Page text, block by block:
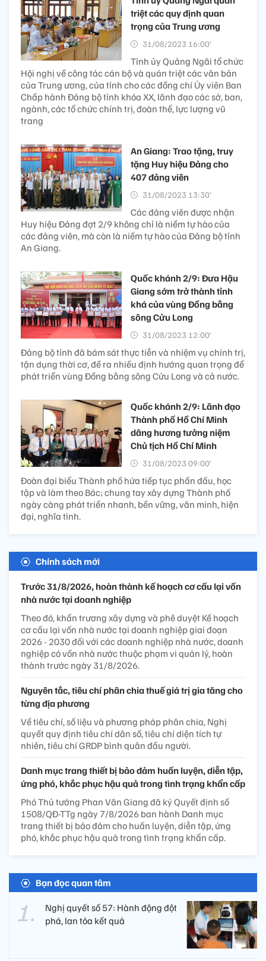
triệt các quy định quan
trọng của Trung ương
31/08/2023 16:00’
Tỉnh ủy Quảng Ngãi tổ chức
Hội nghị về công tác cán bộ và quán triệt các văn bản
của Trung ương, của tỉnh cho các đồng chí Ủy viên Ban
Chấp hành Đảng bộ tỉnh khóa XX, lãnh đạo các sở, ban,
ngành, các tổ chức chính trị, đoàn thể, lực lượng vũ
trang
An Giang: Trao tặng, truy
tặng Huy hiệu Đảng cho
407 đảng viên
31/08/2023 13:30’
Các đảng viên được nhận
Huy hiệu Đảng đợt 2/9 không chỉ là niềm tự hào của
các đảng viên, mà còn là niềm tự hào của Đảng bộ tỉnh
An Giang.
Quốc khánh 2/9: Đưa Hậu
Giang sớm trở thành tỉnh
khá của vùng Đồng bằng
sông Cửu Long
31/08/2023 12:00’
Đảng bộ tỉnh đã bám sát thực tiễn và nhiệm vụ chính trị,
tận dụng thời cơ, đề ra nhiều định hướng quan trọng để
phát triển vùng Đồng bằng sông Cửu Long và cả nước.
Quốc khánh 2/9: Lãnh đạo
Thành phố Hồ Chí Minh
dâng hương tưởng niệm
Chủ tịch Hồ Chí Minh
31/08/2023 09:00’
Đoàn đại biểu Thành phố hứa tiếp tục phấn đấu, học
tập và làm theo Bác; chung tay xây dựng Thành phố
ngày càng phát triển nhanh, bền vững, văn minh, hiện
đại, nghĩa tình.
Chính sách mới
Trước 31/8/2026, hoàn thành kế hoạch cơ cấu lại vốn
nhà nước tại doanh nghiệp
Theo đó, khẩn trương xây dựng và phê duyệt Kế hoạch
cơ cấu lại vốn nhà nước tại doanh nghiệp giai đoạn
2026 - 2030 đối với các doanh nghiệp nhà nước, doanh
nghiệp có vốn nhà nước thuộc phạm vi quản lý, hoàn
thành trước ngày 31/8/2026.
Nguyên tắc, tiêu chí phân chia thuế giá trị gia tăng cho
từng địa phương
Về tiêu chí, số liệu và phương pháp phân chia, Nghị
quyết quy định tiêu chí dân số, tiêu chí diện tích tự
nhiên, tiêu chí GRDP bình quân đầu người.
Danh mục trang thiết bị bảo đảm huấn luyện, diễn tập,
ứng phó, khắc phục hậu quả trong tình trạng khẩn cấp
Phó Thủ tướng Phan Văn Giang đã ký Quyết định số
1508/QĐ-TTg ngày 7/8/2026 ban hành Danh mục
trang thiết bị bảo đảm cho huấn luyện, diễn tập, ứng
phó, khắc phục hậu quả trong tình trạng khẩn cấp.
Bạn đọc quan tâm
Nghị quyết số 57: Hành động đột
phá, lan tỏa kết quả